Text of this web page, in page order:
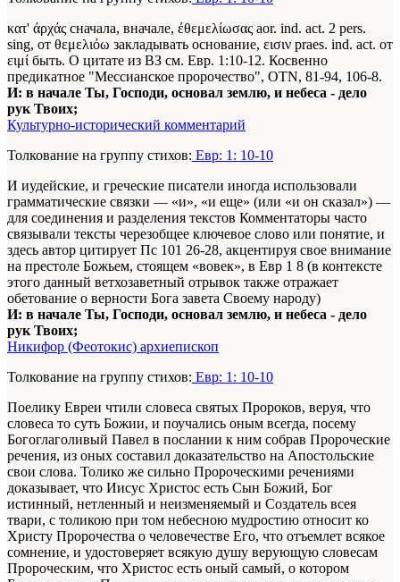
κατ' άρχάς сначала, вначале, έθεμελίωσας aor. ind. act. 2 pers.
sing, от θεμελιόω закладывать основание, εισιν praes. ind. act. от
ειμί быть. О цитате из ВЗ см. Евр. 1:10-12. Косвенно
предикатное "Мессианское пророчество", ΟΤΝ, 81-94, 106-8.
И: в начале Ты, Господи, основал землю, и небеса - дело
рук Твоих;
Культурно-исторический комментарий
Толкование на группу стихов: Евр: 1: 10-10
И иудейские, и греческие писатели иногда использовали
грамматические связки — «и», «и еще» (или «и он сказал») —
для соединения и разделения текстов Комментаторы часто
связывали тексты черезобщее ключевое слово или понятие, и
здесь автор цитирует Пс 101 26-28, акцентируя свое внимание
на престоле Божьем, стоящем «вовек», в Евр 1 8 (в контексте
этого данный ветхозаветный отрывок также отражает
обетование о верности Бога завета Своему народу)
И: в начале Ты, Господи, основал землю, и небеса - дело
рук Твоих;
Никифор (Феотокис) архиепископ
Толкование на группу стихов: Евр: 1: 10-10
Поелику Евреи чтили словеса святых Пророков, веруя, что
словеса то суть Божии, и поучались оным всегда, посему
Богоглаголивый Павел в послании к ним собрав Пророческие
речения, из оных составил доказательство на Апостольские
свои слова. Толико же сильно Пророческими речениями
доказывает, что Иисус Христос есть Сын Божий, Бог
истинный, нетленный и неизменяемый и Создатель всея
твари, с толикою при том небесною мудростию относит ко
Христу Пророчества о человечестве Его, что отъемлет всякое
сомнение, и удостоверяет всякую душу верующую словесам
Пророческим, что Христос есть оный самый, о котором